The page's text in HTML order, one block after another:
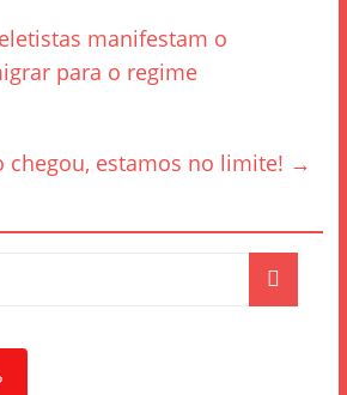
manifestam o
para o regime
chegou, estamos no limite! →